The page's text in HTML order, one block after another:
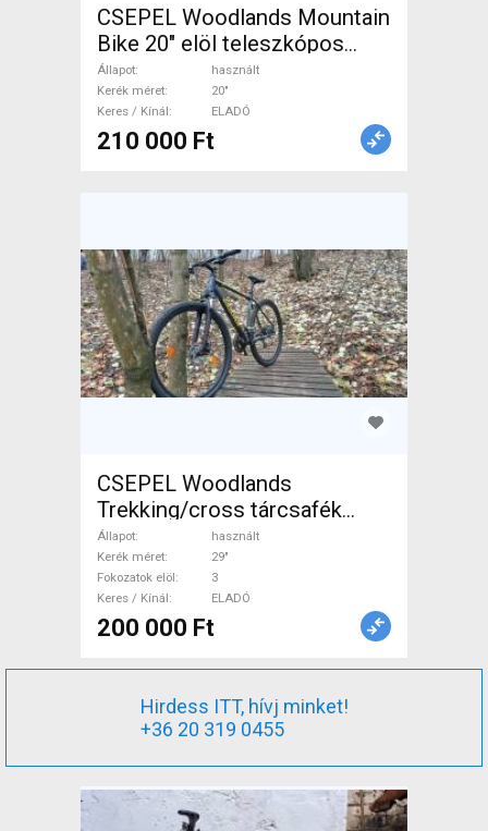
CSEPEL Woodlands Mountain
Bike 20" elöl teleszkópos
használt ELADÓ
Állapot
használt
Kerék méret
20"
Keres / Kínál
ELADÓ
210 000 Ft
CSEPEL Woodlands
Trekking/cross tárcsafék
használt ELADÓ
Állapot
használt
Kerék méret
29"
Fokozatok elöl
3
Keres / Kínál
ELADÓ
200 000 Ft
Hirdess ITT, hívj minket!
+36 20 319 0455